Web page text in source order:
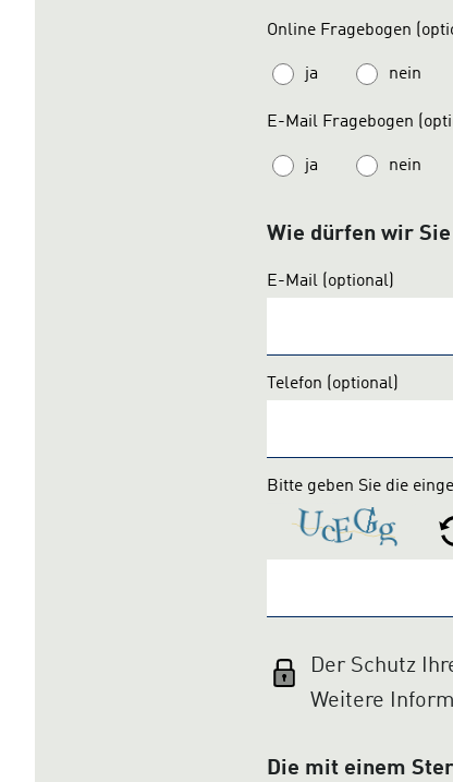
Online Fragebogen
ja nein
E-Mail Fragebogen
ja nein
Wie dürfen wir
E-Mail (optional)
Telefon (optional)
Bitte geben Sie die
Der Schutz
Weitere
ausfüllen:
Die mit einem